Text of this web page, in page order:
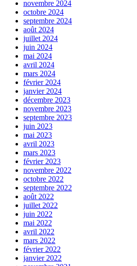
novembre 2024
octobre 2024
septembre 2024
août 2024
juillet 2024
juin 2024
mai 2024
avril 2024
mars 2024
février 2024
janvier 2024
décembre 2023
novembre 2023
septembre 2023
juin 2023
mai 2023
avril 2023
mars 2023
février 2023
novembre 2022
octobre 2022
septembre 2022
août 2022
juillet 2022
juin 2022
mai 2022
avril 2022
mars 2022
février 2022
janvier 2022